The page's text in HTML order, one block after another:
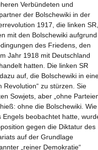
Verbündeten und
der Bolschewiki in der
1917, die linken SR,
mit den Bolschewiki aufgrund
des Friedens, den
Jahr 1918 mit Deutschland
hatten. Die linken SR
auf, die Bolschewiki in
Revolution“ zu stürzen. Sie
Sowjets, aber „ohne
ohne die Bolschewiki. Wie
Engels beobachtet hatte,
gegen die Diktatur des
auf der Grundlage
„reiner Demokratie“